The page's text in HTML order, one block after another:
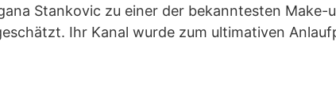
Stankovic zu einer der bekanntesten
Ihr Kanal wurde zum ultimativen